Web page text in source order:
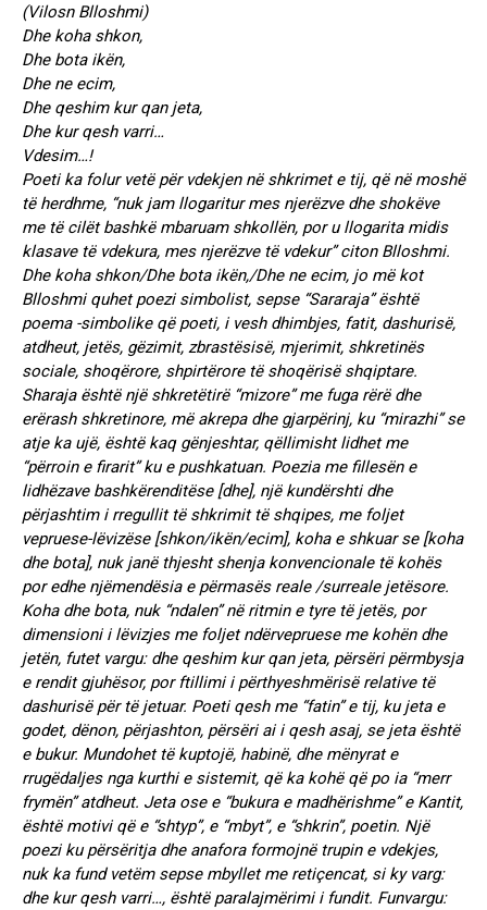
(Vilosn Blloshmi)
Dhe koha shkon,
Dhe bota ikën,
Dhe ne ecim,
Dhe qeshim kur qan jeta,
Dhe kur qesh varri…
Vdesim…!
Poeti ka folur vetë për vdekjen në shkrimet e tij, që në moshë
të herdhme, “nuk jam llogaritur mes njerëzve dhe shokëve
me të cilët bashkë mbaruam shkollën, por u llogarita midis
klasave të vdekura, mes njerëzve të vdekur” citon Blloshmi.
Dhe koha shkon/Dhe bota ikën,/Dhe ne ecim, jo më kot
Blloshmi quhet poezi simbolist, sepse “Sararaja” është
poema -simbolike që poeti, i vesh dhimbjes, fatit, dashurisë,
atdheut, jetës, gëzimit, zbrastësisë, mjerimit, shkretinës
sociale, shoqërore, shpirtërore të shoqërisë shqiptare.
Sharaja është një shkretëtirë “mizore” me fuga rërë dhe
erërash shkretinore, më akrepa dhe gjarpërinj, ku “mirazhi” se
atje ka ujë, është kaq gënjeshtar, qëllimisht lidhet me
“përroin e firarit” ku e pushkatuan. Poezia me fillesën e
lidhëzave bashkërenditëse [dhe], një kundërshti dhe
përjashtim i rregullit të shkrimit të shqipes, me foljet
vepruese-lëvizëse [shkon/ikën/ecim], koha e shkuar se [koha
dhe bota], nuk janë thjesht shenja konvencionale të kohës
por edhe njëmendësia e përmasës reale /surreale jetësore.
Koha dhe bota, nuk “ndalen” në ritmin e tyre të jetës, por
dimensioni i lëvizjes me foljet ndërvepruese me kohën dhe
jetën, futet vargu: dhe qeshim kur qan jeta, përsëri përmbysja
e rendit gjuhësor, por ftillimi i përthyeshmërisë relative të
dashurisë për të jetuar. Poeti qesh me “fatin” e tij, ku jeta e
godet, dënon, përjashton, përsëri ai i qesh asaj, se jeta është
e bukur. Mundohet të kuptojë, habinë, dhe mënyrat e
rrugëdaljes nga kurthi e sistemit, që ka kohë që po ia “merr
frymën” atdheut. Jeta ose e “bukura e madhërishme” e Kantit,
është motivi që e “shtyp”, e “mbyt”, e “shkrin”, poetin. Një
poezi ku përsëritja dhe anafora formojnë trupin e vdekjes,
nuk ka fund vetëm sepse mbyllet me retiçencat, si ky varg:
dhe kur qesh varri…, është paralajmërimi i fundit. Funvargu: